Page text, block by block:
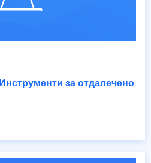
Инструменти за отдалечено